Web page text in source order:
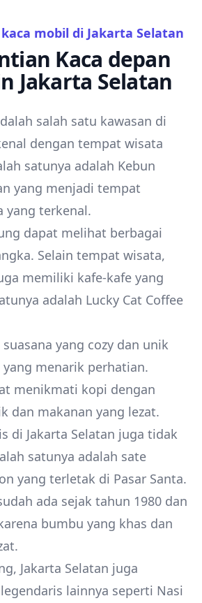
mobil di Jakarta Selatan
Kaca depan
Jakarta Selatan
salah satu kawasan di
dengan tempat wisata
satunya adalah Kebun
yang menjadi tempat
yang terkenal.
dapat melihat berbagai
Selain tempat wisata,
memiliki kafe-kafe yang
adalah Lucky Cat Coffee
yang cozy dan unik
menarik perhatian.
menikmati kopi dengan
dan makanan yang lezat.
di Jakarta Selatan juga tidak
satunya adalah sate
yang terletak di Pasar Santa.
ada sejak tahun 1980 dan
bumbu yang khas dan
Jakarta Selatan juga
lainnya seperti Nasi